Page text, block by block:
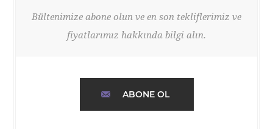
Bültenimize abone olun ve en son tekliflerimiz ve
fiyatlarımız hakkında bilgi alın.
ABONE OL